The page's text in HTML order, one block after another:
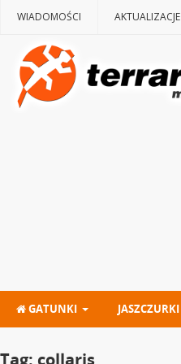
WIADOMOŚCI AKTUALIZACJE
GATUNKI JASZCZURKI
Tag: collaris